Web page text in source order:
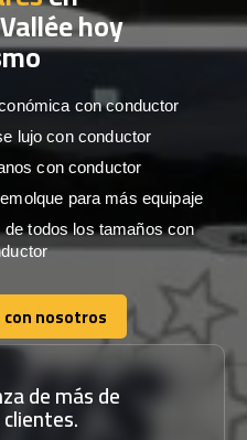
hoy
con conductor
lujo con conductor
con conductor
para más equipaje
todos los tamaños con
nosotros
nosotros
de más de
clientes.